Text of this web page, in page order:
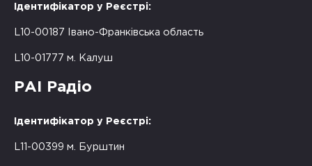
Ідентифікатор у Реєстрі:
L10-00187 Івано-Франківська область
L10-01777 м. Калуш
РАІ Радіо
Ідентифікатор у Реєстрі:
L11-00399 м. Бурштин